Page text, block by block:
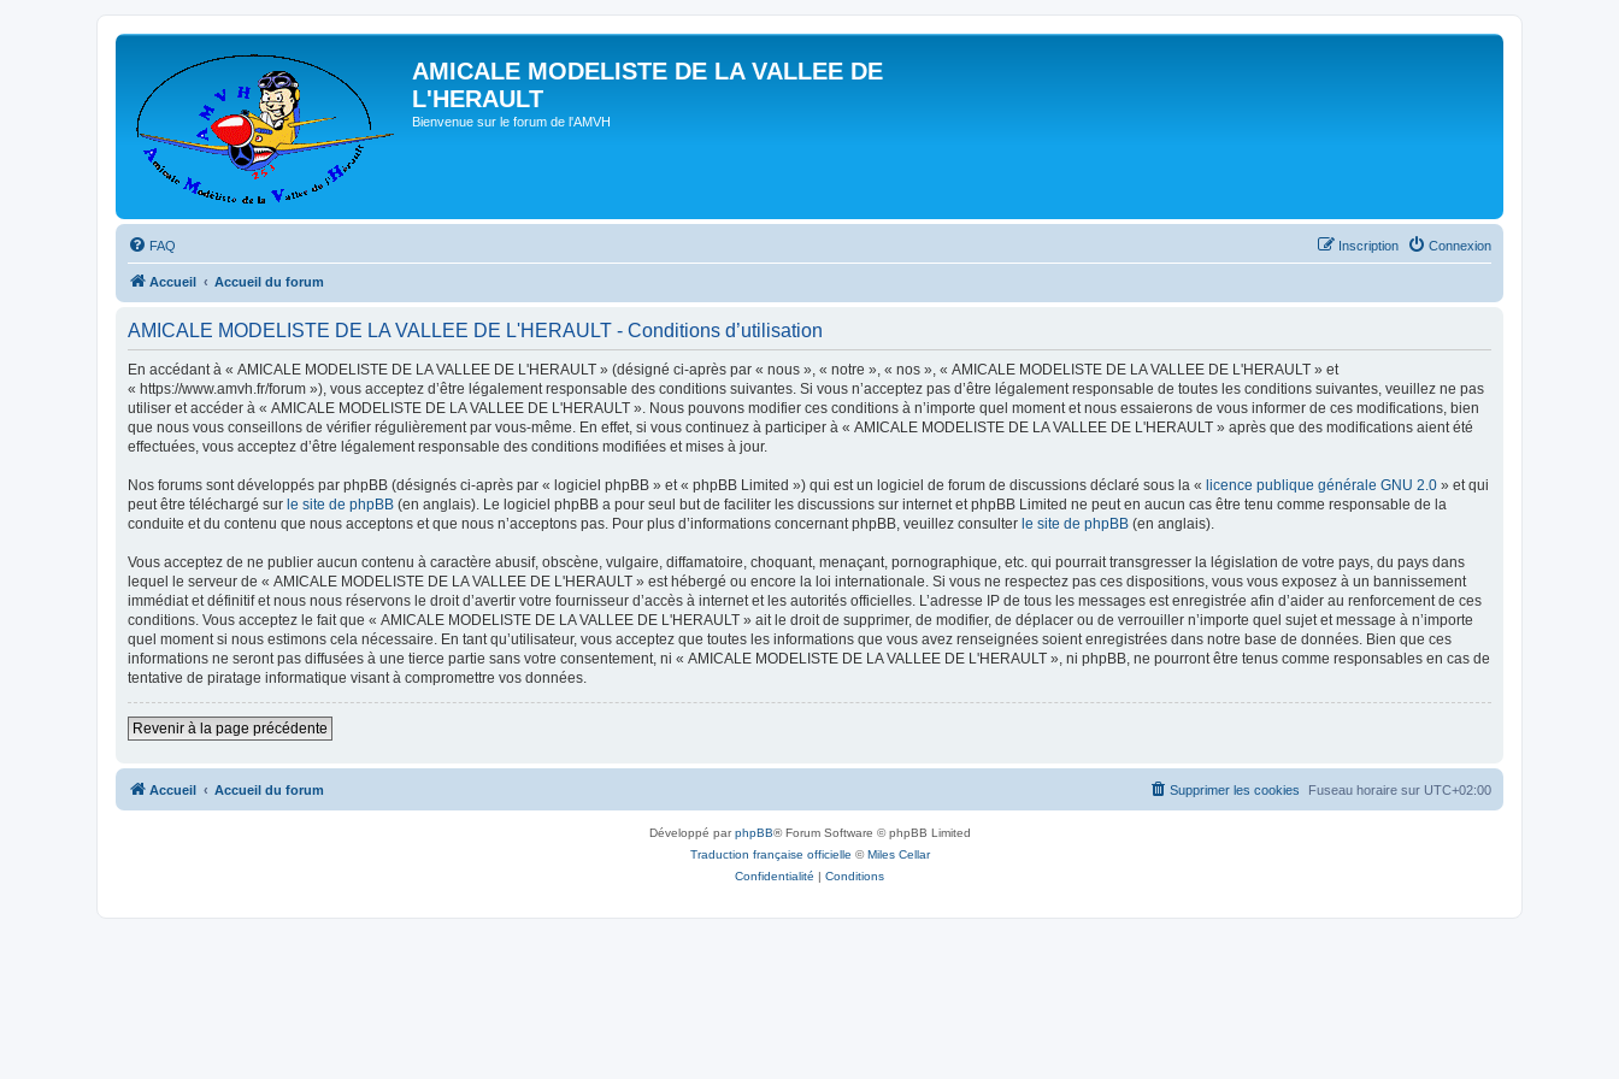
AMICALE MODELISTE DE LA VALLEE DE
L'HERAULT
Bienvenue sur le forum de l'AMVH
FAQ Connexion
Inscription
Accueil Accueil du forum
AMICALE MODELISTE DE LA VALLEE DE L'HERAULT - Conditions d’utilisation
En accédant à « AMICALE MODELISTE DE LA VALLEE DE L'HERAULT » (désigné ci-après par « nous », « notre », « nos », « AMICALE MODELISTE DE LA VALLEE DE L'HERAULT » et
« https://www.amvh.fr/forum »), vous acceptez d’être légalement responsable des conditions suivantes. Si vous n’acceptez pas d’être légalement responsable de toutes les conditions suivantes, veuillez ne pas
utiliser et accéder à « AMICALE MODELISTE DE LA VALLEE DE L'HERAULT ». Nous pouvons modifier ces conditions à n’importe quel moment et nous essaierons de vous informer de ces modifications, bien
que nous vous conseillons de vérifier régulièrement par vous-même. En effet, si vous continuez à participer à « AMICALE MODELISTE DE LA VALLEE DE L'HERAULT » après que des modifications aient été
effectuées, vous acceptez d’être légalement responsable des conditions modifiées et mises à jour.
Nos forums sont développés par phpBB (désignés ci-après par « logiciel phpBB » et « phpBB Limited ») qui est un logiciel de forum de discussions déclaré sous la « licence publique générale GNU 2.0 » et qui
peut être téléchargé sur le site de phpBB (en anglais). Le logiciel phpBB a pour seul but de faciliter les discussions sur internet et phpBB Limited ne peut en aucun cas être tenu comme responsable de la
conduite et du contenu que nous acceptons et que nous n’acceptons pas. Pour plus d’informations concernant phpBB, veuillez consulter le site de phpBB (en anglais).
Vous acceptez de ne publier aucun contenu à caractère abusif, obscène, vulgaire, diffamatoire, choquant, menaçant, pornographique, etc. qui pourrait transgresser la législation de votre pays, du pays dans
lequel le serveur de « AMICALE MODELISTE DE LA VALLEE DE L'HERAULT » est hébergé ou encore la loi internationale. Si vous ne respectez pas ces dispositions, vous vous exposez à un bannissement
immédiat et définitif et nous nous réservons le droit d’avertir votre fournisseur d’accès à internet et les autorités officielles. L’adresse IP de tous les messages est enregistrée afin d’aider au renforcement de ces
conditions. Vous acceptez le fait que « AMICALE MODELISTE DE LA VALLEE DE L'HERAULT » ait le droit de supprimer, de modifier, de déplacer ou de verrouiller n’importe quel sujet et message à n’importe
quel moment si nous estimons cela nécessaire. En tant qu’utilisateur, vous acceptez que toutes les informations que vous avez renseignées soient enregistrées dans notre base de données. Bien que ces
informations ne seront pas diffusées à une tierce partie sans votre consentement, ni « AMICALE MODELISTE DE LA VALLEE DE L'HERAULT », ni phpBB, ne pourront être tenus comme responsables en cas de
tentative de piratage informatique visant à compromettre vos données.
Revenir à la page précédente
Accueil Accueil du forum Fuseau horaire sur UTC+02:00
Supprimer les cookies
Développé parphpBB® Forum Software © phpBB Limited
Traduction française officielle ©Miles Cellar
Confidentialité | Conditions